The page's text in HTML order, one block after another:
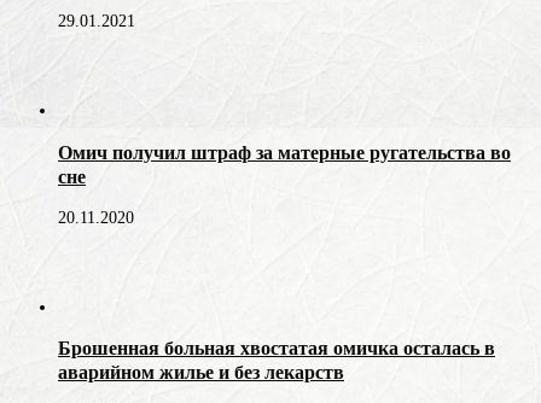
29.01.2021
Омич получил штраф за матерные ругательства во
сне
20.11.2020
Брошенная больная хвостатая омичка осталась в
аварийном жилье и без лекарств